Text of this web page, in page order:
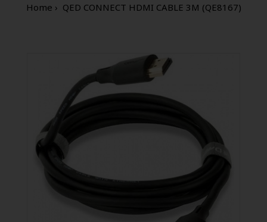
Home QED CONNECT HDMI CABLE 3M (QE8167)